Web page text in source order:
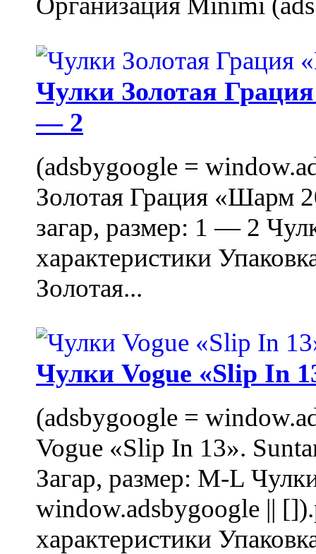
Чулки Золотая
— 2
(adsbygoogle =
Золотая Грация «Шарм
загар, размер: 1 — 2
характеристики
Золотая...
Чулки Vogue «Slip In
(adsbygoogle =
Vogue «Slip In 13».
Загар, размер: M-L
window.adsbygoogle ||
характеристики